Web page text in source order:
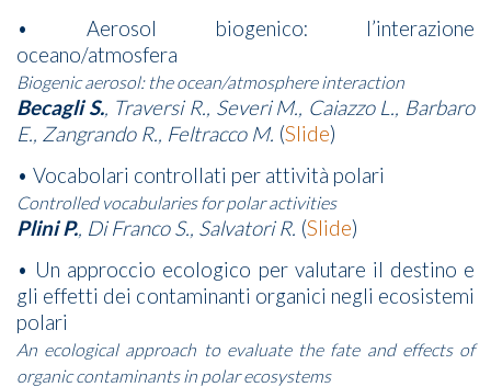
• Aerosol biogenico: l’interazione
oceano/atmosfera
Biogenic aerosol: the ocean/atmosphere interaction
Becagli S., Traversi R., Severi M., Caiazzo L., Barbaro
E., Zangrando R., Feltracco M. (Slide)
• Vocabolari controllati per attività polari
Controlled vocabularies for polar activities
Plini P., Di Franco S., Salvatori R. (Slide)
• Un approccio ecologico per valutare il destino e
gli effetti dei contaminanti organici negli ecosistemi
polari
An ecological approach to evaluate the fate and effects of
organic contaminants in polar ecosystems